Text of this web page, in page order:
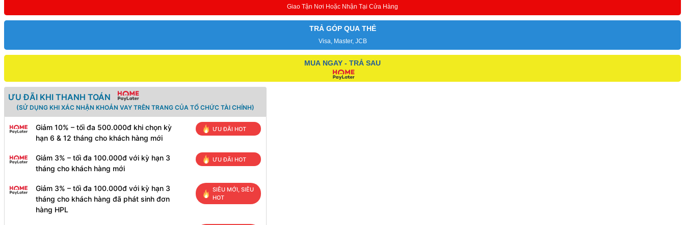
Giao Tận Nơi Hoặc Nhận Tại Cửa Hàng
TRẢ GÓP QUA THẺ
Visa, Master, JCB
MUA NGAY - TRẢ SAU
ƯU ĐÃI KHI THANH TOÁN
(SỬ DỤNG KHI XÁC NHẬN KHOẢN VAY TRÊN TRANG CỦA TỔ CHỨC TÀI CHÍNH)
Giảm 10% – tối đa 500.000đ khi chọn kỳ
hạn 6 & 12 tháng cho khách hàng mới
ƯU ĐÃI HOT
Giảm 3% – tối đa 100.000đ với kỳ hạn 3
tháng cho khách hàng mới
ƯU ĐÃI HOT
Giảm 3% – tối đa 100.000đ với kỳ hạn 3
tháng cho khách hàng đã phát sinh đơn
hàng HPL
SIÊU MỚI, SIÊU
HOT